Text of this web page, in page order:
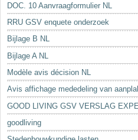
DOC. 10 Aanvraagformulier NL
RRU GSV enquete onderzoek
Bijlage B NL
Bijlage A NL
Modèle avis décision NL
Avis affichage mededeling van
GOOD LIVING GSV VERSLAG
goodliving